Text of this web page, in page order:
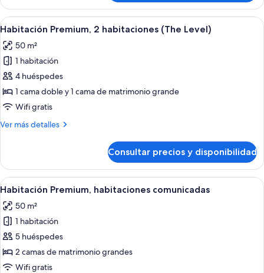
terraza
(The
Level
Abrir
todas
las
fotos
de
Habitación
Premium,
habitaciones
Una habitación de hotel moderna
8
Habitación Premium, 2 habitaciones (The Level)
50 m²
1 habitación
4 huéspedes
1 cama doble y 1 cama de matrimonio grande
Wifi gratis
Ver más detalles
Más
Premium,
habitaciones
Level)
Consultar precios y disponibilidad
Abrir
todas
las
fotos
de
Habitación
Premium,
Una habitación de hotel moderna
5
Habitación Premium, habitaciones comunicadas
50 m²
1 habitación
5 huéspedes
2 camas de matrimonio grandes
Wifi gratis